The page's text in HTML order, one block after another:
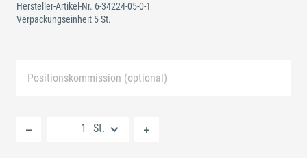
Hersteller-Artikel-Nr. 6-34224-05-0-1
Verpackungseinheit 5 St.
Positionskommission (optional)
St.